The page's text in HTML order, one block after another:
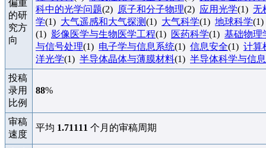
偏重
的研
究方
向
科中的光学问题(2) 原子和分子物理(2) 应用光学(1) 无
学(1) 大气遥感和大气探测(1) 大气科学(1) 地球科学
(1) 影像医学与生物医学工程(1) 医药科学(1) 基础物理
与信号处理(1) 电子学与信息系统(1) 信息安全(1) 计算
洋光学(1) 半导体晶体与薄膜材料(1) 半导体科学与信
投稿
录用
比例
88%
审稿
速度
平均 1.71111 个月的审稿周期